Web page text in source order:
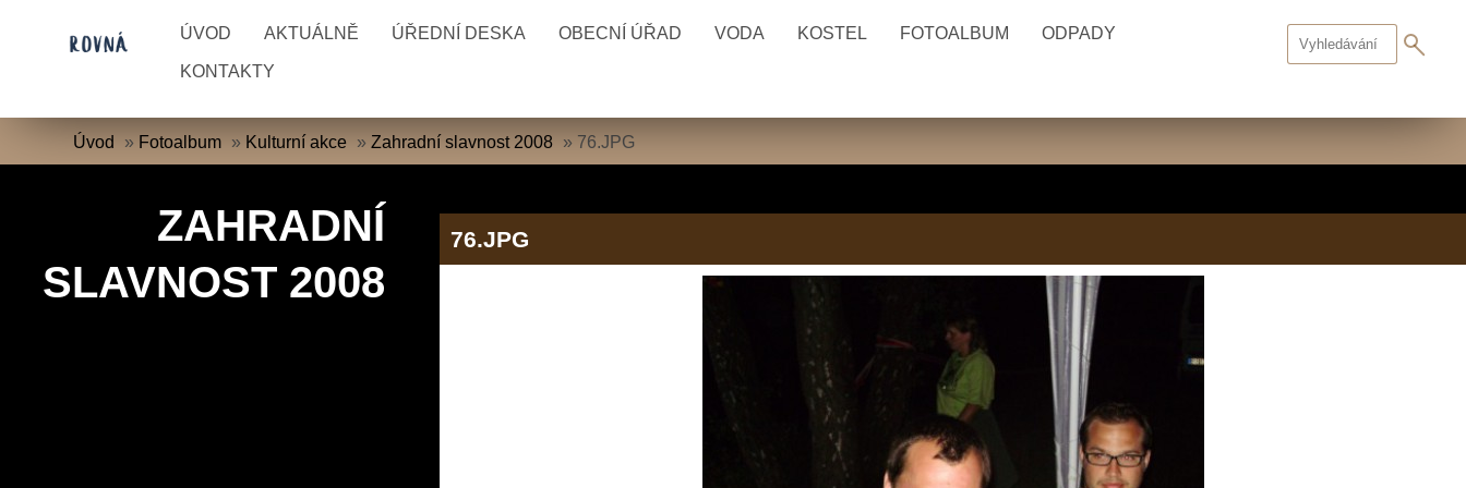
ÚVOD AKTUÁLNĚ ÚŘEDNÍ DESKA OBECNÍ ÚŘAD VODA KOSTEL FOTOALBUM ODPADY
KONTAKTY
Úvod » Fotoalbum » Kulturní akce »Zahradní slavnost 2008 »76.JPG
ZAHRADNÍ
SLAVNOST 2008
76.JPG